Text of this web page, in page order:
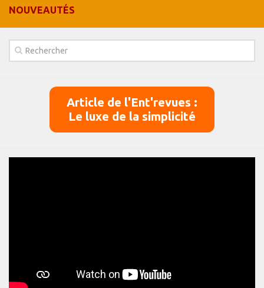
Panier
NOUVEAUTÉS
Article de l'Ent'revues :
Le luxe de la simplicité